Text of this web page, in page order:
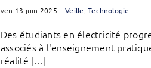
ven 13 juin 2025 | Veille ,Technologie
Des étudiants en électricité
associés à l'enseignement
réalité [...]